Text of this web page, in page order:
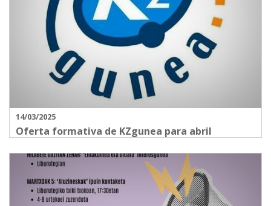
14/03/2025
Oferta formativa de KZgunea para abril